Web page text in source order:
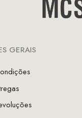
GERAIS